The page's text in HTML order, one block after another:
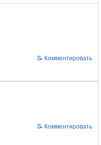
📝 Комментировать
📝 Комментировать